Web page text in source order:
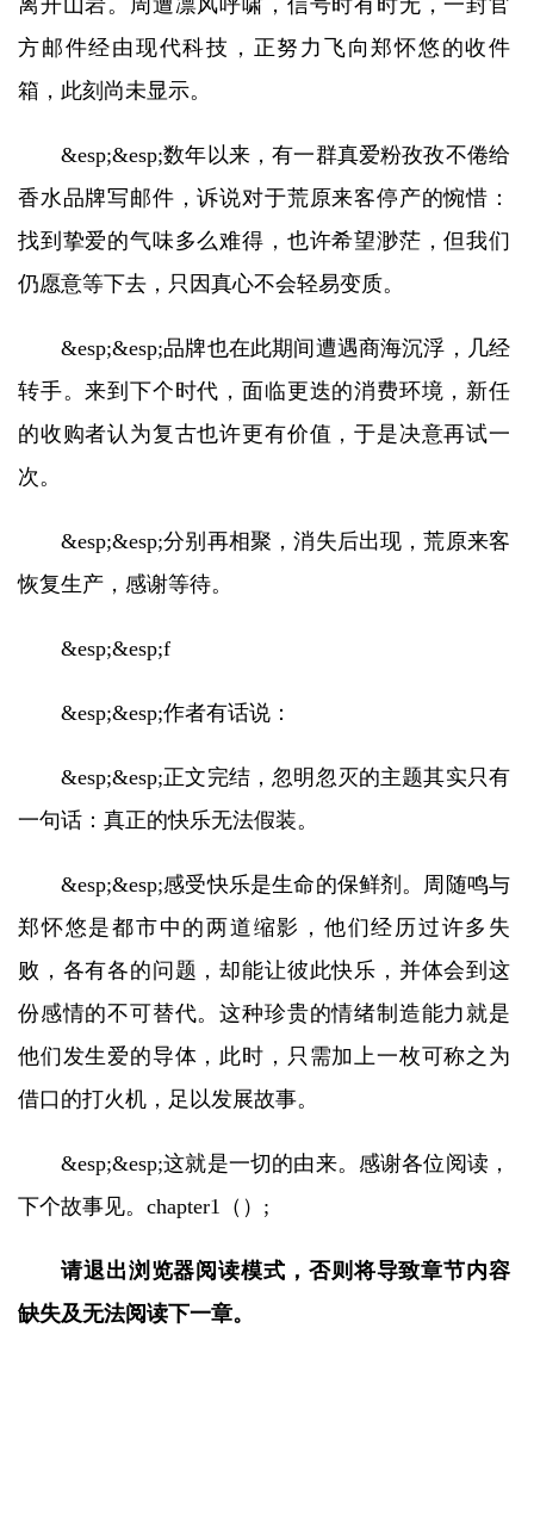
离开山岩。周遭凛风呼啸，信号时有时无，一封官
方邮件经由现代科技，正努力飞向郑怀悠的收件
箱，此刻尚未显示。
&esp;&esp;数年以来，有一群真爱粉孜孜不倦给
香水品牌写邮件，诉说对于荒原来客停产的惋惜：
找到挚爱的气味多么难得，也许希望渺茫，但我们
仍愿意等下去，只因真心不会轻易变质。
&esp;&esp;品牌也在此期间遭遇商海沉浮，几经
转手。来到下个时代，面临更迭的消费环境，新任
的收购者认为复古也许更有价值，于是决意再试一
次。
&esp;&esp;分别再相聚，消失后出现，荒原来客
恢复生产，感谢等待。
&esp;&esp;f
&esp;&esp;作者有话说：
&esp;&esp;正文完结，忽明忽灭的主题其实只有
一句话：真正的快乐无法假装。
&esp;&esp;感受快乐是生命的保鲜剂。周随鸣与
郑怀悠是都市中的两道缩影，他们经历过许多失
败，各有各的问题，却能让彼此快乐，并体会到这
份感情的不可替代。这种珍贵的情绪制造能力就是
他们发生爱的导体，此时，只需加上一枚可称之为
借口的打火机，足以发展故事。
&esp;&esp;这就是一切的由来。感谢各位阅读，
下个故事见。chapter1（）;
请退出浏览器阅读模式，否则将导致章节内容
缺失及无法阅读下一章。